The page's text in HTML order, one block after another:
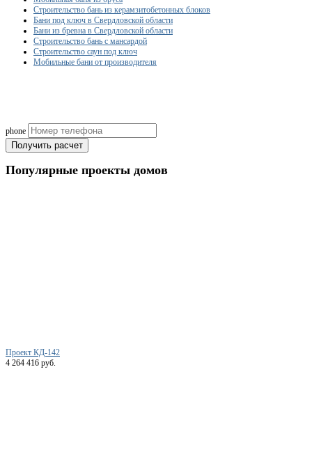
Строительство бань из керамзитобетонных блоков
Бани под ключ в Свердловской области
Бани из бревна в Свердловской области
Строительство бань с мансардой
Строительство саун под ключ
Мобильные бани от производителя
phone
Получить расчет
Популярные проекты домов
Проект КД-142
4 264 416 руб.